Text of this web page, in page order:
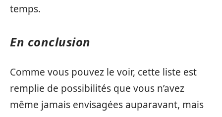
temps.
En conclusion
Comme vous pouvez le voir, cette liste est
remplie de possibilités que vous n’avez
même jamais envisagées auparavant, mais